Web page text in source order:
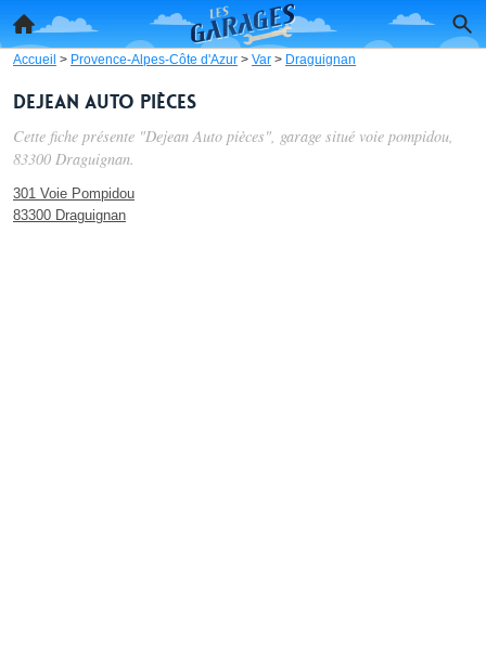
Accueil > Provence-Alpes-Côte d'Azur > Var > Draguignan
Dejean Auto pièces
Cette fiche présente "Dejean Auto pièces", garage situé voie pompidou,
83300 Draguignan.
301 Voie Pompidou
83300 Draguignan